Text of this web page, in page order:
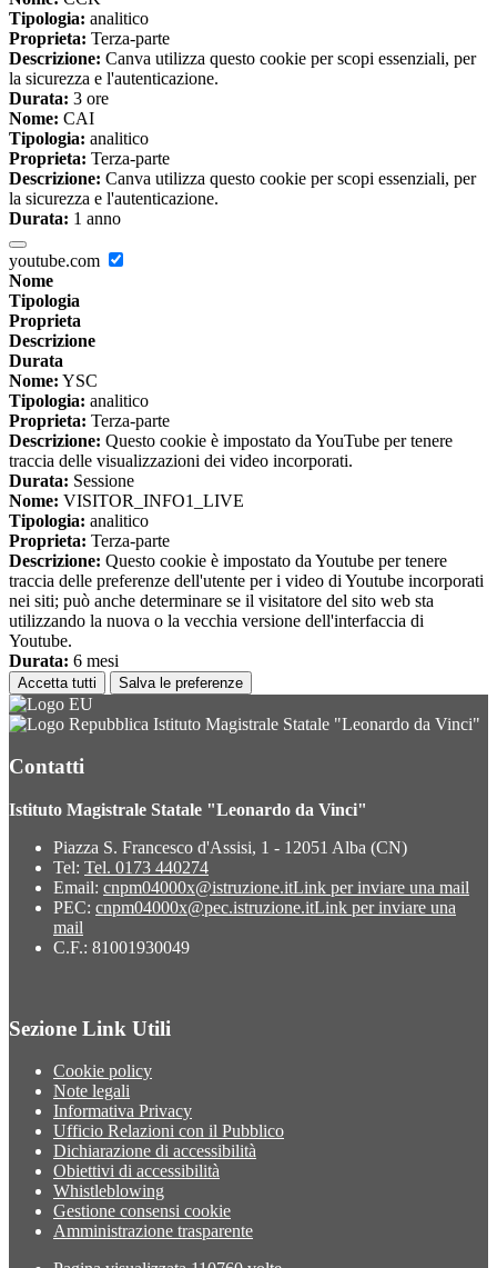
Tipologia: analitico
Proprieta: Terza-parte
Descrizione: Canva utilizza questo cookie per scopi essenziali, per
la sicurezza e l'autenticazione.
Durata: 3 ore
Nome: CAI
Tipologia: analitico
Proprieta: Terza-parte
Descrizione: Canva utilizza questo cookie per scopi essenziali, per
la sicurezza e l'autenticazione.
Durata: 1 anno
youtube.com
Nome
Tipologia
Proprieta
Descrizione
Durata
Nome: YSC
Tipologia: analitico
Proprieta: Terza-parte
Descrizione: Questo cookie è impostato da YouTube per tenere
traccia delle visualizzazioni dei video incorporati.
Durata: Sessione
Nome: VISITOR_INFO1_LIVE
Tipologia: analitico
Proprieta: Terza-parte
Descrizione: Questo cookie è impostato da Youtube per tenere
traccia delle preferenze dell'utente per i video di Youtube incorporati
nei siti; può anche determinare se il visitatore del sito web sta
utilizzando la nuova o la vecchia versione dell'interfaccia di
Youtube.
Durata: 6 mesi
Accetta tutti Salva le preferenze
Istituto Magistrale Statale "Leonardo da Vinci"
Contatti
Istituto Magistrale Statale "Leonardo da Vinci"
Piazza S. Francesco d'Assisi, 1 - 12051 Alba (CN)
Tel: Tel. 0173 440274
Email: cnpm04000x@istruzione.itLink per inviare una mail
PEC: cnpm04000x@pec.istruzione.itLink per inviare una
mail
C.F.: 81001930049
Sezione Link Utili
Cookie policy
Note legali
Informativa Privacy
Ufficio Relazioni con il Pubblico
Dichiarazione di accessibilità
Obiettivi di accessibilità
Whistleblowing
Gestione consensi cookie
Amministrazione trasparente